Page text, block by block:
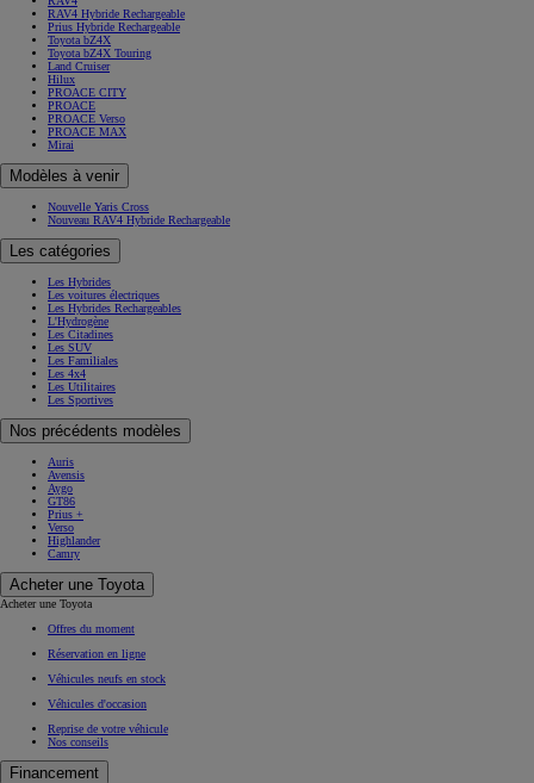
RAV4 Hybride Rechargeable
Prius Hybride Rechargeable
Toyota bZ4X
Toyota bZ4X Touring
Land Cruiser
Hilux
PROACE CITY
PROACE
PROACE Verso
PROACE MAX
Mirai
Modèles à venir
Nouvelle Yaris Cross
Nouveau RAV4 Hybride Rechargeable
Les catégories
Les Hybrides
Les voitures électriques
Les Hybrides Rechargeables
L'Hydrogène
Les Citadines
Les SUV
Les Familiales
Les 4x4
Les Utilitaires
Les Sportives
Nos précédents modèles
Auris
Avensis
Aygo
GT86
Prius +
Verso
Highlander
Camry
Acheter une Toyota
Acheter une Toyota
Offres du moment
Réservation en ligne
Véhicules neufs en stock
Véhicules d'occasion
Reprise de votre véhicule
Nos conseils
Financement